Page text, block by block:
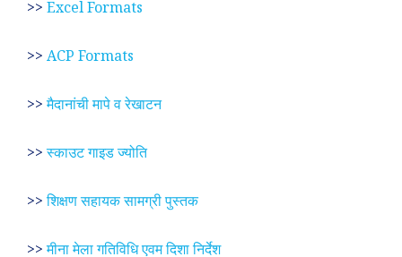
>> Excel Formats
>> ACP Formats
>>मैदानांची मापे व रेखाटन
>>स्काउट गाइड ज्योति
>>शिक्षण सहायक सामग्री पुस्तक
>>मीना मेला गतिविधि एवम दिशा निर्देश